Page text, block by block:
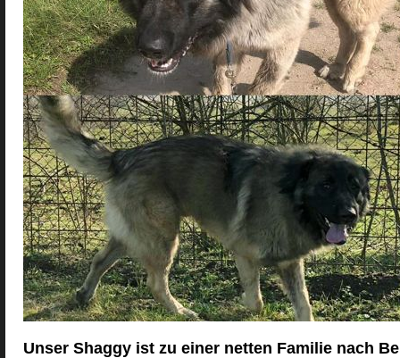
Unser Shaggy ist zu einer netten Familie nach